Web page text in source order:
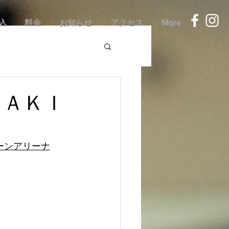
料金 お知らせ アクセス More
ＫＩ
ンアリーナ